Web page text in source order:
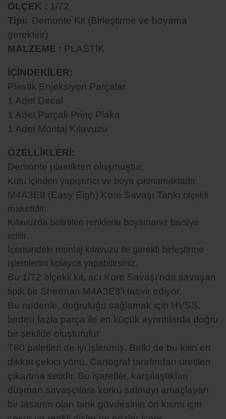
ÖLÇEK : 1/72
Tipi: Demonte Kit (Birleştirme ve boyama
gerektirir)
MALZEME : PLASTİK
İÇİNDEKİLER:
Plastik Enjeksiyon Parçalar
1 Adet Decal
1 Adet Parçalı Prinç Plaka
1 Adet Montaj Kılavuzu
ÖZELLİKLERİ:
Demonte plastikten oluşmuştur.
Kutu içinden yapıştırıcı ve boya çıkmamaktadır.
M4A3E8 (Easy Eigh) Kore Savaşı Tankı ölçekli
maketidir.
Kılavuzda belirtilen renklerle boyamanız tavsiye
edilir.
İçerisindeki montaj kılavuzu ile gerekli birleştirme
işlemlerini kolayca yapabilirsiniz.
Bu 1/72 ölçekli kit, acı Kore Savaşı'nda savaşan
tipik bir Sherman M4A3E8'i tasvir ediyor.
Bu nedenle, doğruluğu sağlamak için HVSS,
birden fazla parça ile en küçük ayrıntılarda doğru
bir şekilde oluşturulur.
T80 paletleri de iyi işlenmiş, Belki de bu kitin en
dikkat çekici yönü, Cartograf tarafından üretilen
çıkartma setidir. Bu işaretler, karşılaştıkları
düşman savaşçılara korku salmayı amaçlayan
bir tasarım olan tank gövdesinin ön kısmı için